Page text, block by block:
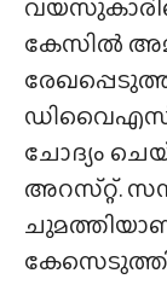
കേസിൽ
ചോദ്യം
അറസ്‌റ്റ്.